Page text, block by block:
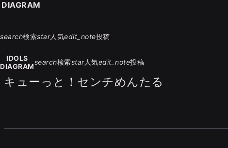
search検索star人気edit_note投稿
IDOLS
DIAGRAM
search検索star人気edit_note投稿
キューっと！センチめんたる